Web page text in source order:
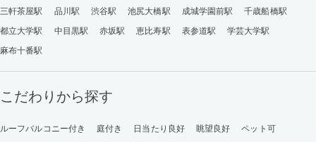
三軒茶屋駅 品川駅 渋谷駅 池尻大橋駅 成城学園前駅
千歳船橋駅
都立大学駅
中目黒駅 赤坂駅 恵比寿駅 表参道駅
学芸大学駅
麻布十番駅
こだわりから探す
ルーフバルコニー付き 庭付き 日当たり良好 眺望良好
ペット可